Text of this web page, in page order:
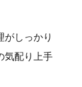
がしっかり
気配り上手